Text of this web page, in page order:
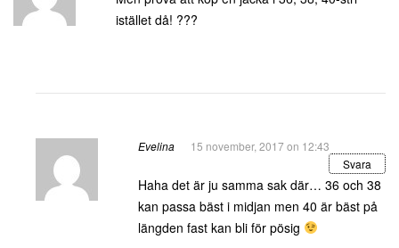
istället då! ???
Evelina
15 november, 2017 on 12:43
Svara
Haha det är ju samma sak där… 36 och 38
kan passa bäst i midjan men 40 är bäst på
längden fast kan bli för pösig